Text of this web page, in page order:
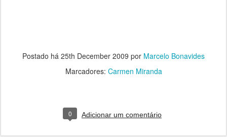
Postado há 25th December 2009 por Marcelo Bonavides
Marcadores: Carmen Miranda
0 Adicionar um comentário